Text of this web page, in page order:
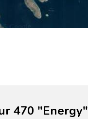
470 "Energy"